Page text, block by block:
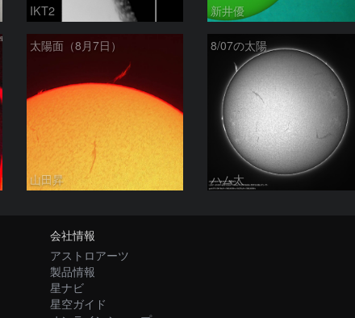
IKT2 新井優
太陽面（8月7日）
山田昇
8/07の太陽
ハム太
会社情報
アストロアーツ
製品情報
星ナビ
星空ガイド